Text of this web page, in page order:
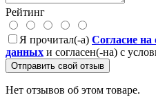
Рейтинг
Я прочитал(-а) Согласие на
данных и согласен(-на) с
Отправить свой отзыв
Нет отзывов об этом товаре.